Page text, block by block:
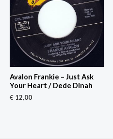
Avalon Frankie – Just Ask
Your Heart / Dede Dinah
€ 12,00